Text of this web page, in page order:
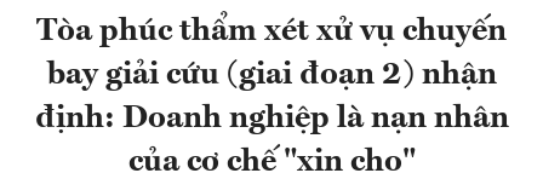
Tòa phúc thẩm xét xử vụ chuyến
bay giải cứu (giai đoạn 2) nhận
định: Doanh nghiệp là nạn nhân
của cơ chế "xin cho"